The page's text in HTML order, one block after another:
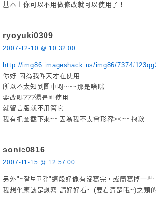
基本上你可以不用做修改就可以使用了！
ryoyuki0309
2007-12-10 @ 10:32:00
http://img86.imageshack.us/img86/7374/
你好 因為我昨天才在使用
所以不太知到圖中呀~~~那是啥咪
要改嗎???還是剛使用
就留言版就不用管它
我有把圖截下來~~因為我不太會形容><~~抱歉
sonic0816
2007-11-15 @ 12:57:00
另外"~잘보고감"這段好像有沒寫完，或簡寫掉一些
我想他應該是想寫 請好好看~ (要看清楚哦~)之類